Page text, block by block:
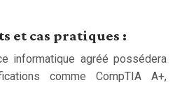
et cas pratiques :
informatique agréé possédera
comme CompTIA A+,